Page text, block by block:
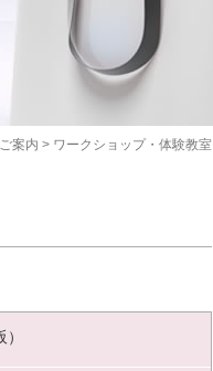
案内 > ワークショップ・体験教室